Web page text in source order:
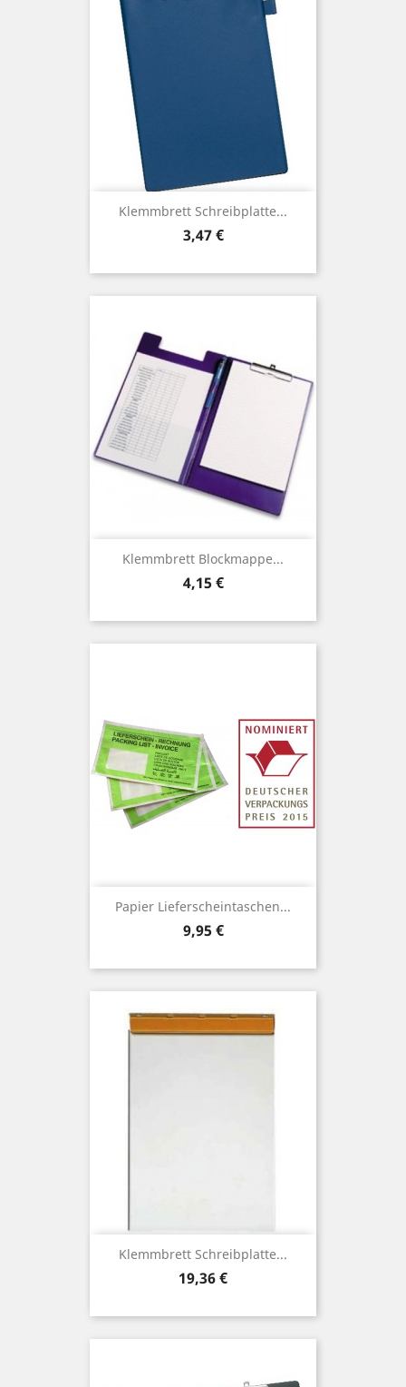
Klemmbrett Schreibplatte...
Preis
3,47 €
Klemmbrett Blockmappe...
Preis
4,15 €
Papier Lieferscheintaschen...
Preis
9,95 €
Klemmbrett Schreibplatte...
Preis
19,36 €